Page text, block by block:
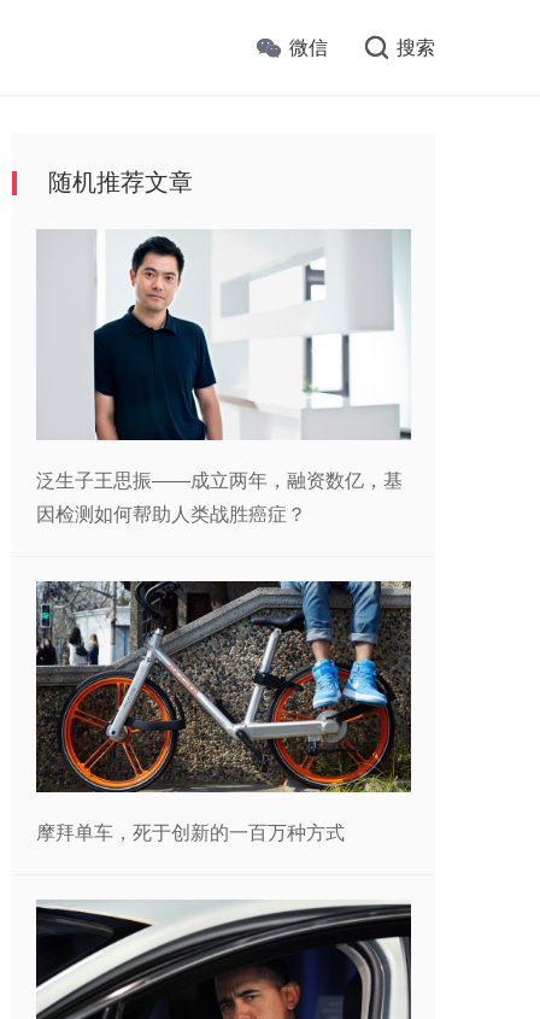
微信 搜索
随机推荐文章
泛生子王思振——成立两年，融资数亿，基
因检测如何帮助人类战胜癌症？
摩拜单车，死于创新的一百万种方式